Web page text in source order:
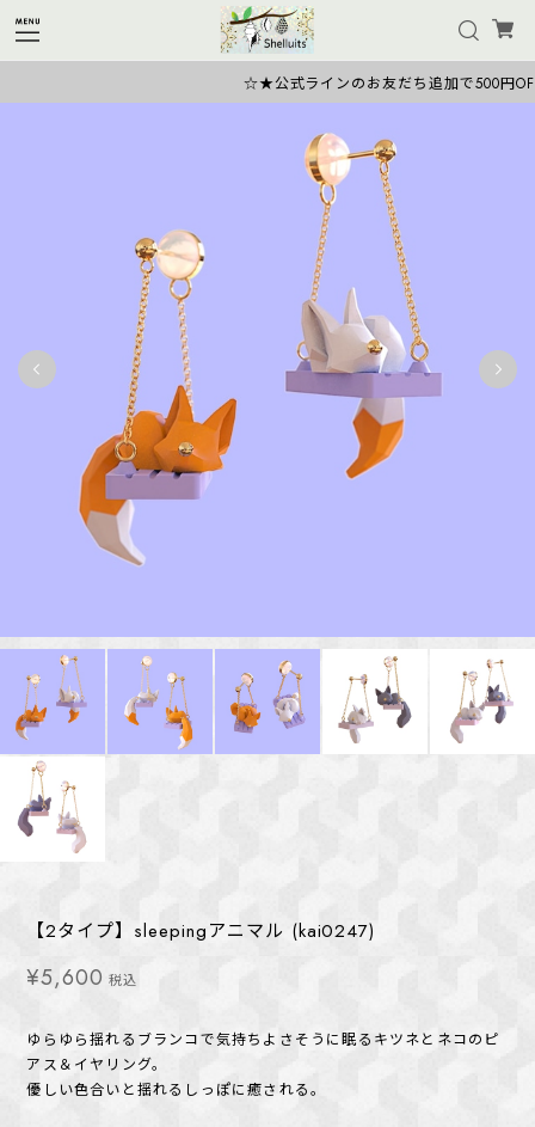
☆★公式ラインのお友だち追加で500円OFF
【2タイプ】sleepingアニマル (kai0247)
¥5,600 税込
ゆらゆら揺れるブランコで気持ちよさそうに眠るキツネとネコのピ
アス＆イヤリング。
優しい色合いと揺れるしっぽに癒される。